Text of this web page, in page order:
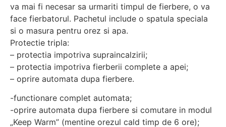
va mai fi necesar sa urmariti timpul de fierbere, o va
face fierbatorul. Pachetul include o spatula speciala
si o masura pentru orez si apa.
Protectie tripla:
– protectia impotriva supraincalzirii;
– protectia impotriva fierberii complete a apei;
– oprire automata dupa fierbere.
-functionare complet automata;
-oprire automata dupa fierbere si comutare in modul
„Keep Warm” (mentine orezul cald timp de 6 ore);